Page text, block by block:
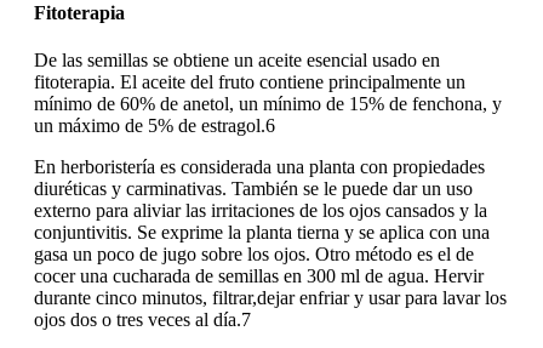
Fitoterapia
De las semillas se obtiene un aceite esencial usado en
fitoterapia. El aceite del fruto contiene principalmente un
mínimo de 60% de anetol, un mínimo de 15% de fenchona, y
un máximo de 5% de estragol.6
En herboristería es considerada una planta con propiedades
diuréticas y carminativas. También se le puede dar un uso
externo para aliviar las irritaciones de los ojos cansados y la
conjuntivitis. Se exprime la planta tierna y se aplica con una
gasa un poco de jugo sobre los ojos. Otro método es el de
cocer una cucharada de semillas en 300 ml de agua. Hervir
durante cinco minutos, filtrar,dejar enfriar y usar para lavar los
ojos dos o tres veces al día.7